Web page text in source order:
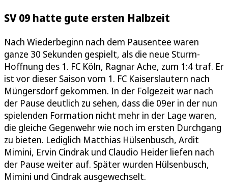
SV 09 hatte gute ersten Halbzeit
Nach Wiederbeginn nach dem Pausentee waren
ganze 30 Sekunden gespielt, als die neue Sturm-
Hoffnung des 1. FC Köln, Ragnar Ache, zum 1:4 traf. Er
ist vor dieser Saison vom 1. FC Kaiserslautern nach
Müngersdorf gekommen. In der Folgezeit war nach
der Pause deutlich zu sehen, dass die 09er in der nun
spielenden Formation nicht mehr in der Lage waren,
die gleiche Gegenwehr wie noch im ersten Durchgang
zu bieten. Lediglich Matthias Hülsenbusch, Ardit
Mimini, Ervin Cindrak und Claudio Heider liefen nach
der Pause weiter auf. Später wurden Hülsenbusch,
Mimini und Cindrak ausgewechselt.